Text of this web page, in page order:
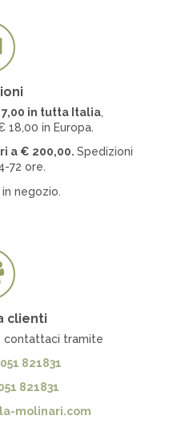
,00 in tutta Italia,
18,00 in Europa.
a € 200,00. Spedizioni
72 ore.
in negozio.
clienti
contattaci tramite
821831
821831
molinari.com